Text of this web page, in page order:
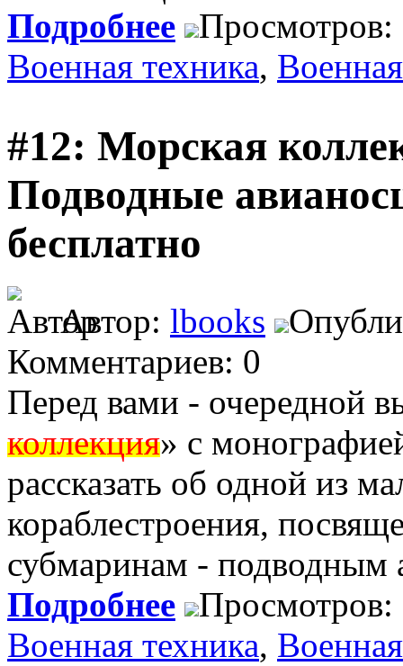
Подробнее
Просмотров:
Военная техника,
#12: Морская
Подводные
бесплатно
Автор: lbooks
Комментариев: 0
Перед вами - очередной
коллекция» с
рассказать об одной из
кораблестроения,
субмаринам - подводным
Подробнее
Просмотров:
Военная техника,